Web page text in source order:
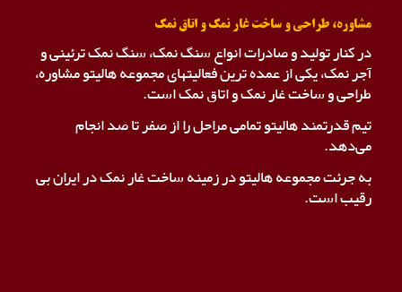
مشاوره، طراحی و ساخت غار نمک و اتاق نمک
در کنار تولید و صادرات انواع سنگ نمک، سنگ نمک ترئینی و
آجر نمک، یکی از عمده ترین فعالیتهای مجموعه هالیتو مشاوره،
طراحی و ساخت غار نمک و اتاق نمک است.
تیم قدرتمند هالیتو تمامی مراحل را از صفر تا صد انجام
می‌دهد.
به جرئت مجموعه هالیتو در زمینه ساخت غار نمک در ایران بی
رقیب است.